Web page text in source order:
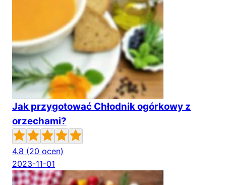
Jak przygotować Chłodnik ogórkowy z
orzechami?
4.8 (20 ocen)
2023-11-01